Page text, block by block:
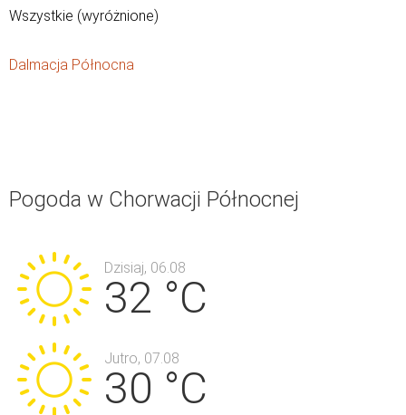
Wszystkie (wyróżnione)
Dalmacja Północna
Pogoda w Chorwacji Północnej
Dzisiaj, 06.08
32 °C
Jutro, 07.08
30 °C